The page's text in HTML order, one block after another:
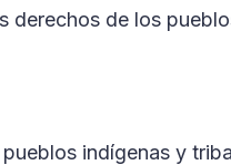
derechos de los
indígenas y